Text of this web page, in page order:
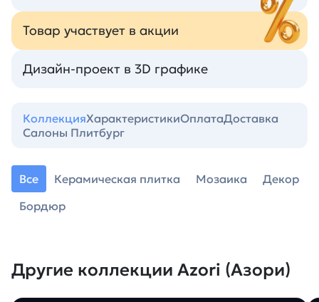
Товар участвует в акции
Дизайн-проект в 3D графике
КоллекцияХарактеристикиОплатаДоставка
Салоны Плитбург
Все Керамическая плитка Мозаика
Декор
Бордюр
Другие коллекции Azori (Азори)